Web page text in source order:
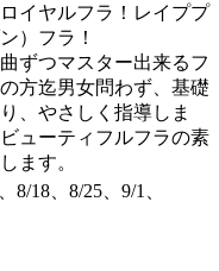
イヤルフラ！レイププ
）フラ！
ずつマスター出来るフ
方迄男女問わず、基礎
、やさしく指導しま
ューティフルフラの素
ます。
8/18、8/25、9/1、